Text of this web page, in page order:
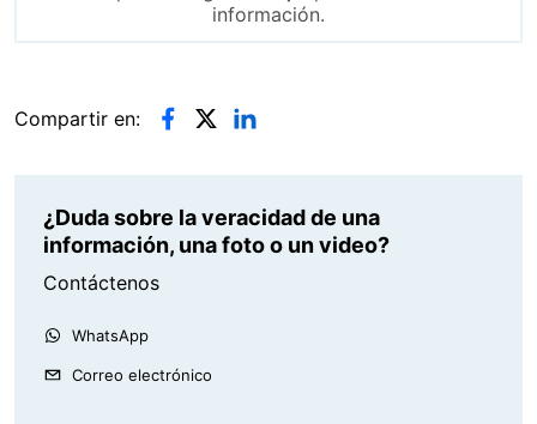
información.
Compartir en:
¿Duda sobre la veracidad de una
información, una foto o un video?
Contáctenos
WhatsApp
Correo electrónico